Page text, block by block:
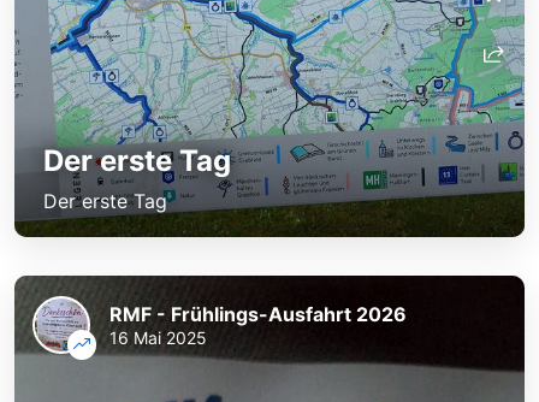
Der erste Tag
Der erste Tag
RMF - Frühlings-Ausfahrt 2026
16 Mai 2025